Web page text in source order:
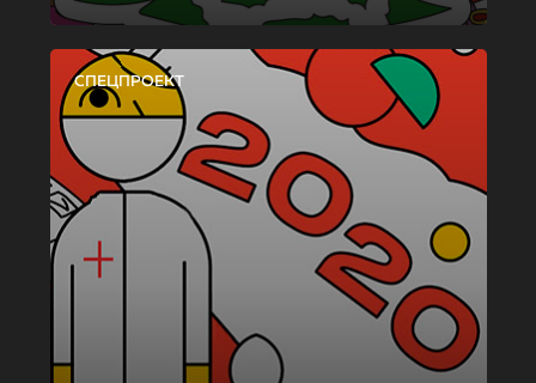
СПЕЦПРОЕКТ